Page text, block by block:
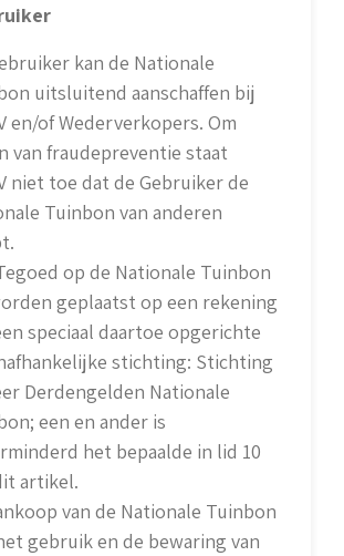
kan de Nationale
uitsluitend aanschaffen bij
en/of Wederverkopers. Om
van fraudepreventie staat
niet toe dat de Gebruiker de
Tuinbon van anderen
op de Nationale Tuinbon
geplaatst op een rekening
speciaal daartoe opgerichte
stichting: Stichting
Derdengelden Nationale
een en ander is
het bepaalde in lid 10
artikel.
van de Nationale Tuinbon
gebruik en de bewaring van